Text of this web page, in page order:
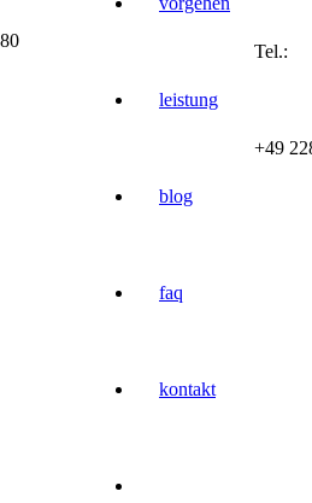
leistung
blog
faq
kontakt
Tel.:
+49